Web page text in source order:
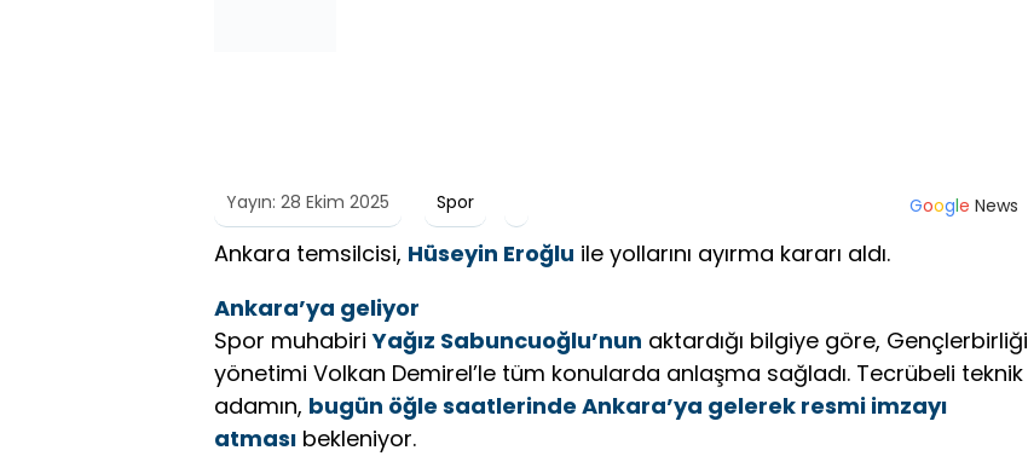
Yayın: 28 Ekim 2025 Spor Google News
Ankara temsilcisi, Hüseyin Eroğlu ile yollarını ayırma kararı aldı.
Ankara’ya geliyor
Spor muhabiriYağız Sabuncuoğlu’nun aktardığı bilgiye göre, Gençlerbirliği
yönetimi Volkan Demirel’le tüm konularda anlaşma sağladı. Tecrübeli teknik
adamın, bugün öğle saatlerinde Ankara’ya gelerek resmi imzayı
atması bekleniyor.